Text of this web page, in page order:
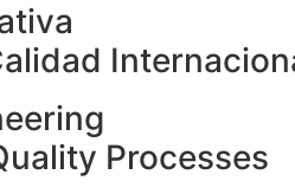
Processes